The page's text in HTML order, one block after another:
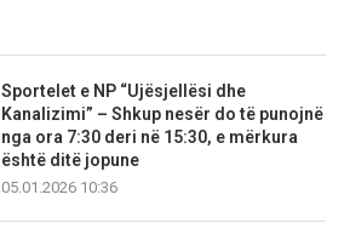
Sportelet e NP “Ujësjellësi dhe
Kanalizimi” – Shkup nesër do të punojnë
nga ora 7:30 deri në 15:30, e mërkura
është ditë jopune
05.01.2026 10:36